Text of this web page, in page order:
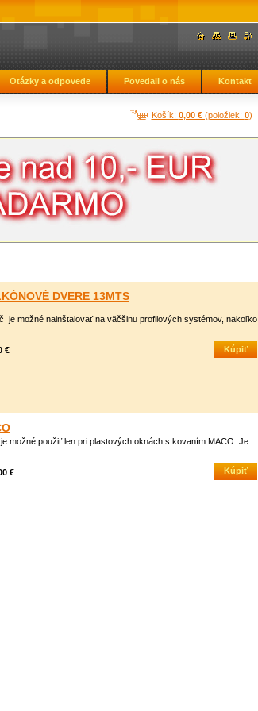
Otázky a odpovede Povedali o nás Kontakt
Košík: 0,00 €(položiek: 0)
DVERE 13MTS
je možné nainštalovať na väčšinu profilových systémov, nakoľko
€
možné použiť len pri plastových oknách s kovaním MACO. Je
€